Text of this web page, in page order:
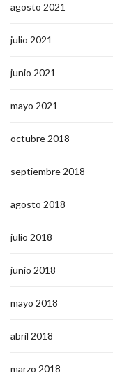
agosto 2021
julio 2021
junio 2021
mayo 2021
octubre 2018
septiembre 2018
agosto 2018
julio 2018
junio 2018
mayo 2018
abril 2018
marzo 2018